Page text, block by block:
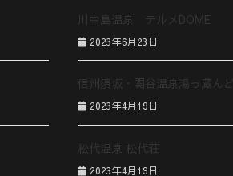
川中島温泉 テルメDOME
2023年6月23日
信州須坂・関谷温泉湯っ蔵んど
2023年4月19日
松代温泉 松代荘
2023年4月19日